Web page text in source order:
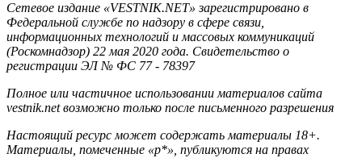
Сетевое издание «VESTNIK.NET» зарегистрировано в
Федеральной службе по надзору в сфере связи,
информационных технологий и массовых коммуникаций
(Роскомнадзор) 22 мая 2020 года. Свидетельство о
регистрации ЭЛ № ФС 77 - 78397
Полное или частичное использовании материалов сайта
vestnik.net возможно только после письменного разрешения
Настоящий ресурс может содержать материалы 18+.
Материалы, помеченные «р*», публикуются на правах